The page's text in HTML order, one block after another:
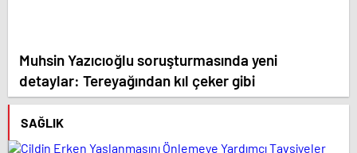
Muhsin Yazıcıoğlu soruşturmasında yeni
detaylar: Tereyağından kıl çeker gibi
SAĞLIK